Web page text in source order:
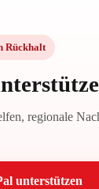
Rückhalt
regionale
unterstützen